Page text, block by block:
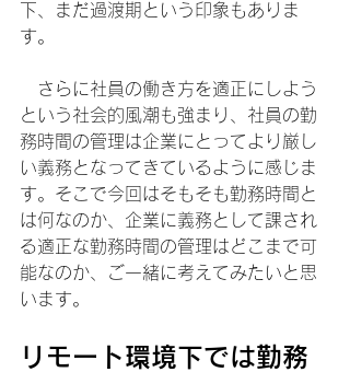
下、まだ過渡期という印象もありま
す。
さらに社員の働き方を適正にしよう
という社会的風潮も強まり、社員の勤
務時間の管理は企業にとってより厳し
い義務となってきているように感じま
す。そこで今回はそもそも勤務時間と
は何なのか、企業に義務として課され
る適正な勤務時間の管理はどこまで可
能なのか、ご一緒に考えてみたいと思
います。
リモート環境下では勤務